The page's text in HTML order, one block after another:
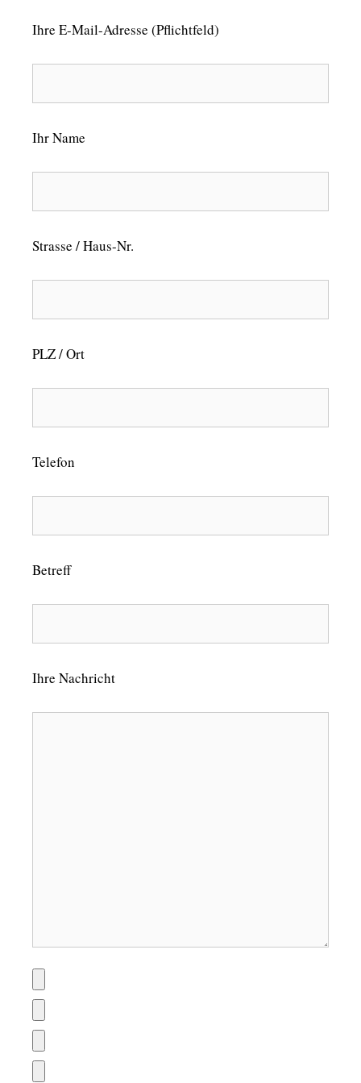
Ihre E-Mail-Adresse (Pflichtfeld)
Ihr Name
Strasse / Haus-Nr.
PLZ / Ort
Telefon
Betreff
Ihre Nachricht